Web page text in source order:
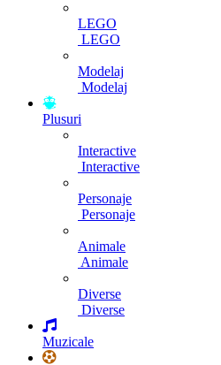
LEGO
LEGO
Modelaj
Modelaj
Plusuri
Interactive
Interactive
Personaje
Personaje
Animale
Animale
Diverse
Diverse
Muzicale